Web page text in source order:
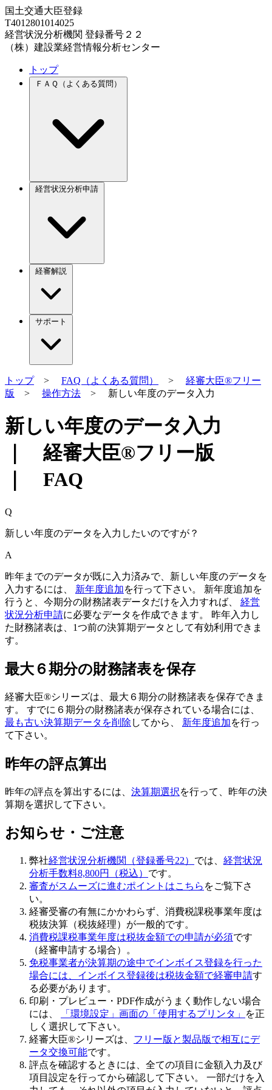
国土交通大臣登録
T4012801014025
経営状況分析機関 登録番号２２
（株）建設業経営情報分析センター
トップ
ＦＡＱ（よくある質問）
経営状況分析申請
経審解説
サポート
トップ> FAQ（よくある質問） > 経審大臣®フリー
版
> 操作方法 > 新しい年度のデータ入力
新しい年度のデータ入力
｜ 経審大臣®フリー版
｜ FAQ
Q
新しい年度のデータを入力したいのですが？
A
昨年までのデータが既に入力済みで、新しい年度のデータを
入力するには、 新年度追加を行って下さい。 新年度追加を
行うと、今期分の財務諸表データだけを入力すれば、 経営
状況分析申請に必要なデータを作成できます。 昨年入力し
た財務諸表は、1つ前の決算期データとして有効利用できま
す。
最大６期分の財務諸表を保存
経審大臣®シリーズは、最大６期分の財務諸表を保存できま
す。 すでに６期分の財務諸表が保存されている場合には、
最も古い決算期データを削除 してから、 新年度追加を行っ
て下さい。
昨年の評点算出
昨年の評点を算出するには、 決算期選択を行って、昨年の決
算期を選択して下さい。
お知らせ・ご注意
弊社経営状況分析機関（登録番号22） では、 経営状況
分析手数料8,800円（税込） です。
審査がスムーズに進むポイントはこちら をご覧下さ
い。
経審受審の有無にかかわらず、 消費税課税事業年度は
税抜決算（税抜経理） が一般的です。
消費税課税事業年度は税抜金額での申請が必須です
（経審申請する場合）。
免税事業者が決算期の途中でインボイス登録を行った
場合には、インボイス登録後は税抜金額で経審申請す
る必要があります。
印刷・プレビュー・PDF作成がうまく動作しない場合
には、
「環境設定」画面の「使用するプリンタ」
を正
しく選択して下さい。
経審大臣®シリーズは、 フリー版と製品版で相互にデ
ータ交換可能です。
評点を確認するときには、全ての項目に金額入力及び
項目設定を行ってから確認して下さい。 一部だけを入